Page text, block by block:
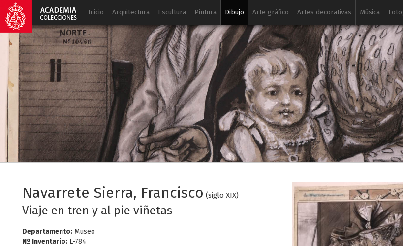
Inicio Arquitectura Escultura Pintura Dibujo Arte gráfico Artes decorativas Música
Navarrete Sierra, Francisco (siglo XIX)
Viaje en tren y al pie viñetas
Departamento: Museo
Nº Inventario: L-784